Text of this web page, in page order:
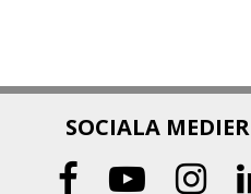
SOCIALA MEDIER